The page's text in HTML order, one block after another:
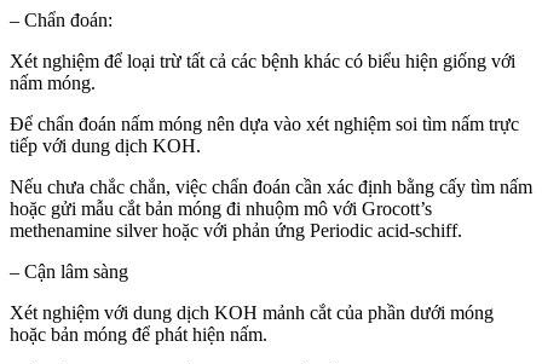
– Chẩn đoán:
Xét nghiệm để loại trừ tất cả các bệnh khác có biểu hiện giống với
nấm móng.
Để chẩn đoán nấm móng nên dựa vào xét nghiệm soi tìm nấm trực
tiếp với dung dịch KOH.
Nếu chưa chắc chắn, việc chẩn đoán cần xác định bằng cấy tìm nấm
hoặc gửi mẫu cắt bản móng đi nhuộm mô với Grocott’s
methenamine silver hoặc với phản ứng Periodic acid-schiff.
– Cận lâm sàng
Xét nghiệm với dung dịch KOH mảnh cắt của phần dưới móng
hoặc bản móng để phát hiện nấm.